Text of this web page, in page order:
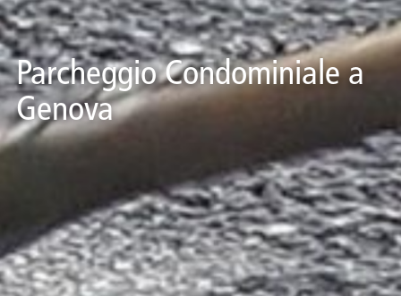
Parcheggio Condominiale a
Genova